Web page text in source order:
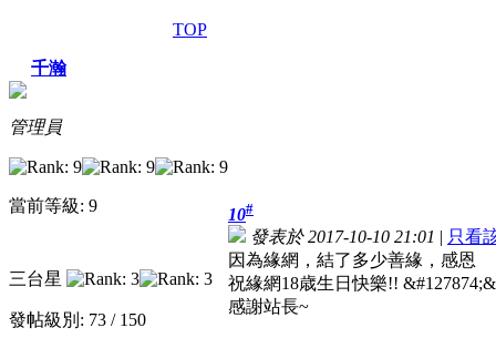
TOP
千瀚
管理員
當前等級: 9
三台星
發帖級別: 73 / 150
10#
發表於 2017-10-10 21:01 | 只看
因為緣網，結了多少善緣，感恩
祝緣網18歳生日快樂!!
感謝站長~